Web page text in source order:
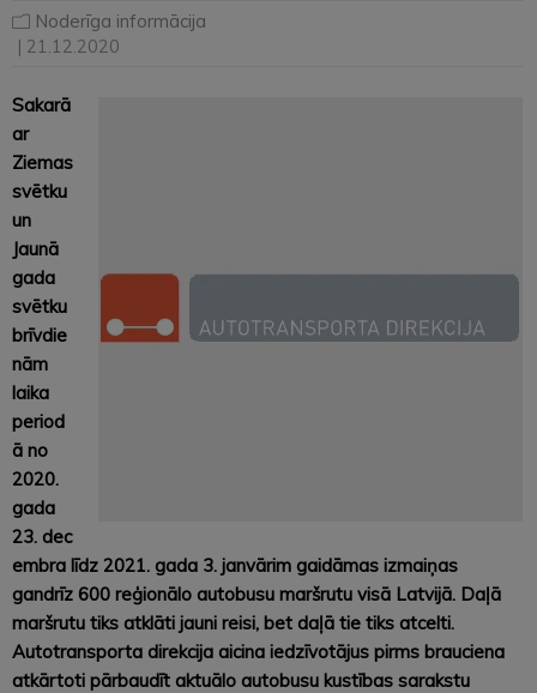
Noderīga informācija
| 21.12.2020
Sakarā
ar
Ziemas
svētku
un
Jaunā
gada
svētku
brīvdie
nām
laika
period
ā no
2020.
gada
23. dec
embra līdz 2021. gada 3. janvārim gaidāmas izmaiņas
gandrīz 600 reģionālo autobusu maršrutu visā Latvijā. Daļā
maršrutu tiks atklāti jauni reisi, bet daļā tie tiks atcelti.
Autotransporta direkcija aicina iedzīvotājus pirms brauciena
atkārtoti pārbaudīt aktuālo autobusu kustības sarakstu